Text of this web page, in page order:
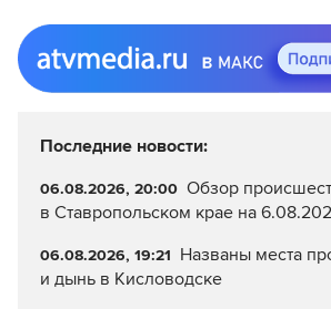
Последние новости:
06.08.2026, 20:00 Обзор
в Ставропольском крае на
06.08.2026, 19:21 Названы места
и дынь в Кисловодске